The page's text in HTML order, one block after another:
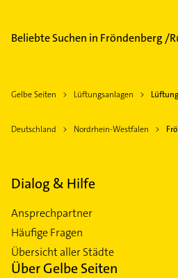
Beliebte Suchen in Fröndenberg /
Gelbe Seiten Lüftungsanlagen
Deutschland Nordrhein-Westfalen
Dialog & Hilfe
Ansprechpartner
Häufige Fragen
Übersicht aller Städte
Über Gelbe Seiten